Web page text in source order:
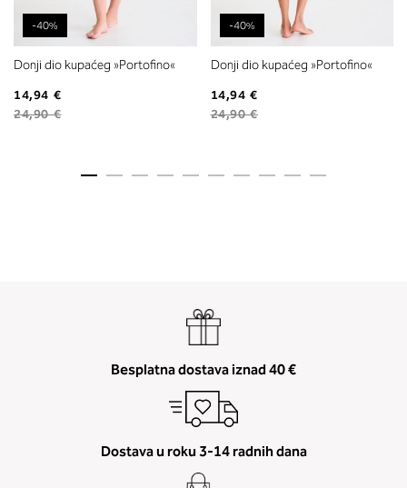
-40%
Donji dio kupaćeg »Portofino«
14,94 €
24,90 €
-40%
Donji dio kupaćeg »Portofino«
14,94 €
24,90 €
Besplatna dostava iznad 40 €
Dostava u roku 3-14 radnih dana